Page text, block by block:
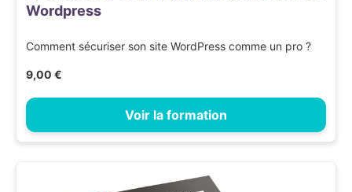
Wordpress
Comment sécuriser son site WordPress comme un pro ?
9,00 €
Voir la formation